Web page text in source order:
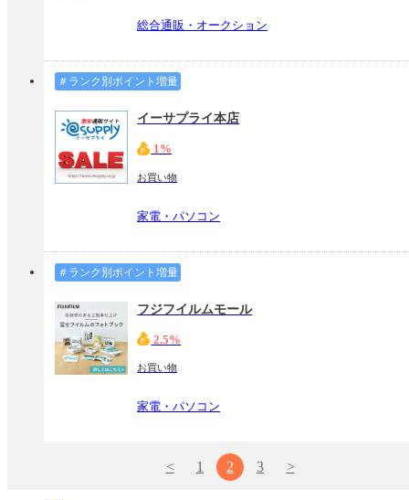
総合通販・オークション
＃ランク別ポイント増量
イーサプライ本店
1%
お買い物
家電・パソコン
＃ランク別ポイント増量
フジフイルムモール
2.5%
お買い物
家電・パソコン
< 1 2 3 >